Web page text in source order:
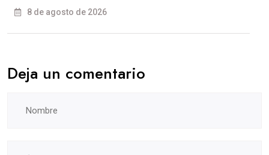
8 de agosto de 2026
Deja un comentario